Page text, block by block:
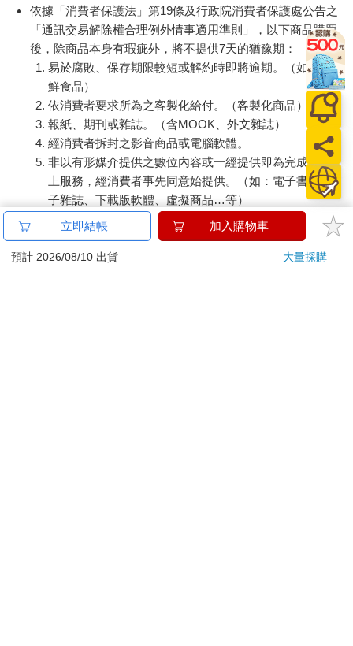
依據「消費者保護法」第19條及行政院消費者保護處公告之
「通訊交易解除權合理例外情事適用準則」，以下商品購買
後，除商品本身有瑕疵外，將不提供7天的猶豫期：
易於腐敗、保存期限較短或解約時即將逾期。（如：生
鮮食品）
依消費者要求所為之客製化給付。（客製化商品）
報紙、期刊或雜誌。（含MOOK、外文雜誌）
經消費者拆封之影音商品或電腦軟體。
非以有形媒介提供之數位內容或一經提供即為完成之線
上服務，經消費者事先同意始提供。（如：電子書、電
子雜誌、下載版軟體、虛擬商品…等）
已拆封之個人衛生用品。（如：內衣褲、刮鬍刀、除毛
刀…等）
若非上列種類商品，均享有到貨7天的猶豫期（含例假
立即結帳 加入購物車
預計 2026/08/10 出貨 大量採購